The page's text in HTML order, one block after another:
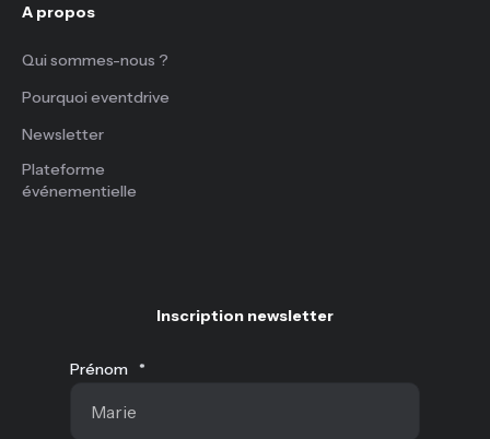
A propos
Qui sommes-nous ?
Pourquoi eventdrive
Newsletter
Plateforme
événementielle
Inscription newsletter
Prénom *